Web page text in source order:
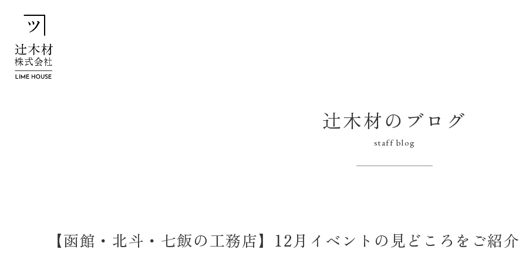
辻木材のブログ
staff blog
【函館・北斗・七飯の工務店】12月イベントの見どころをご紹介